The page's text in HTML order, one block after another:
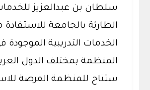
سلطان بن عبدالعزيز
الطارئة بالجامعة
الخدمات التدريبية الموجودة
المنظمة بمختلف الدول
ستتاح للمنظمة الفرصة